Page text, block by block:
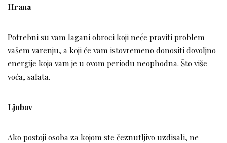
Hrana
Potrebni su vam lagani obroci koji neće praviti problem
vašem varenju, a koji će vam istovremeno donositi dovoljno
energije koja vam je u ovom periodu neophodna. Što više
voća, salata.
Ljubav
Ako postoji osoba za kojom ste čeznutljivo uzdisali, ne